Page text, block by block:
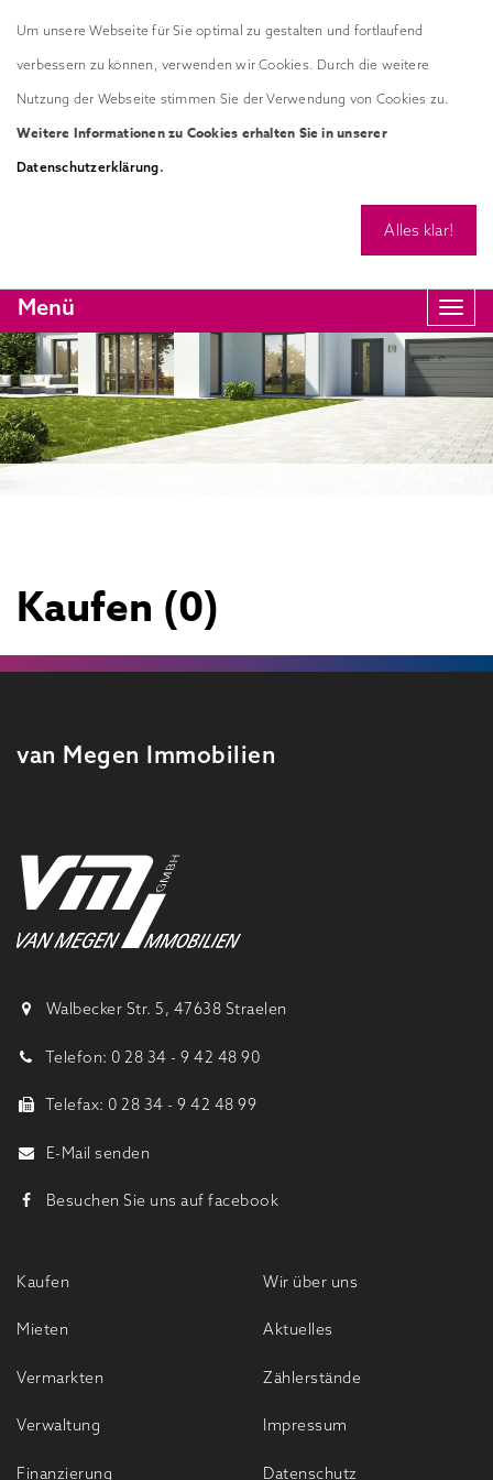
Menü
Kaufen (0)
van Megen Immobilien
Walbecker Str. 5, 47638 Straelen
Telefon: 0 28 34 - 9 42 48 90
Telefax: 0 28 34 - 9 42 48 99
E-Mail senden
Besuchen Sie uns auf facebook
Kaufen
Mieten
Vermarkten
Verwaltung
Finanzierung
Wir über uns
Aktuelles
Zählerstände
Impressum
Datenschutz
Um unsere Webseite für Sie optimal zu gestalten und fortlaufend
verbessern zu können, verwenden wir Cookies. Durch die weitere
Nutzung der Webseite stimmen Sie der Verwendung von Cookies zu.
Weitere Informationen zu Cookies erhalten Sie in unserer
Datenschutzerklärung.
Alles klar!